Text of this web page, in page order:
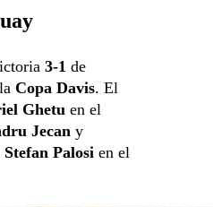
3-1 de
Copa Davis. El
Ghetu en el
Jecan y
Stefan Palosi en el